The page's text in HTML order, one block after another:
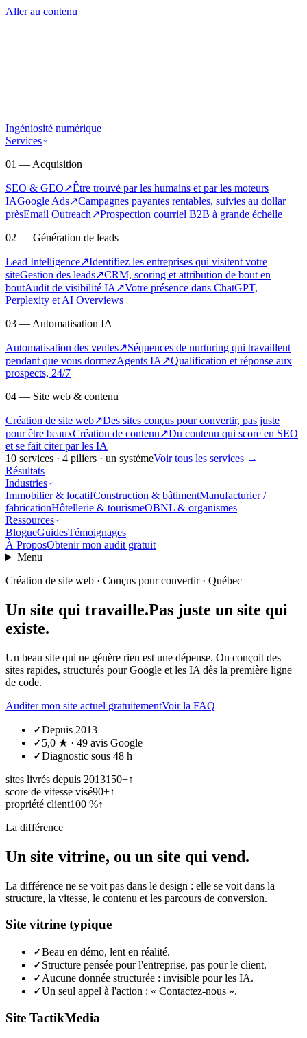
Aller au contenu
Ingéniosité numérique
Services
01 — Acquisition
SEO & GEO↗Être trouvé par les humains et par les moteurs
IAGoogle Ads↗Campagnes payantes rentables, suivies au dollar
prèsEmail Outreach↗Prospection courriel B2B à grande échelle
02 — Génération de leads
Lead Intelligence↗Identifiez les entreprises qui visitent votre
siteGestion des leads↗CRM, scoring et attribution de bout en
boutAudit de visibilité IA ↗Votre présence dans ChatGPT,
Perplexity et AI Overviews
03 — Automatisation IA
Automatisation des ventes↗Séquences de nurturing qui travaillent
pendant que vous dormezAgents IA ↗Qualification et réponse aux
prospects, 24/7
04 — Site web & contenu
Création de site web↗Des sites conçus pour convertir, pas juste
pour être beauxCréation de contenu↗Du contenu qui score en SEO
et se fait citer par les IA
10 services · 4 piliers · un systèmeVoir tous les services →
Résultats
Industries
Immobilier & locatifConstruction & bâtimentManufacturier /
fabricationHôtellerie & tourismeOBNL & organismes
Ressources
BlogueGuidesTémoignages
À ProposObtenir mon audit gratuit
Menu
Création de site web · Conçus pour convertir · Québec
Un site qui travaille.Pas juste un site qui
existe.
Un beau site qui ne génère rien est une dépense. On conçoit des
sites rapides, structurés pour Google et les IA dès la première ligne
de code.
Auditer mon site actuel gratuitementVoir la FAQ
✓Depuis 2013
✓5,0 ★ · 49 avis Google
✓Diagnostic sous 48 h
sites livrés depuis 2013150+↑
score de vitesse visé90+↑
propriété client100 %↑
La différence
Un site vitrine, ou un site qui vend.
La différence ne se voit pas dans le design : elle se voit dans la
structure, la vitesse, le contenu et les parcours de conversion.
Site vitrine typique
✓Beau en démo, lent en réalité.
✓Structure pensée pour l'entreprise, pas pour le client.
✓Aucune donnée structurée : invisible pour les IA.
✓Un seul appel à l'action : « Contactez-nous ».
Site TactikMedia